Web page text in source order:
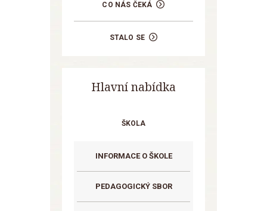
CO NÁS ČEKÁ
STALO SE
Hlavní nabídka
ŠKOLA
INFORMACE O ŠKOLE
PEDAGOGICKÝ SBOR